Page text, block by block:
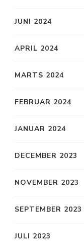
JUNI 2024
APRIL 2024
MARTS 2024
FEBRUAR 2024
JANUAR 2024
DECEMBER 2023
NOVEMBER 2023
SEPTEMBER 2023
JULI 2023